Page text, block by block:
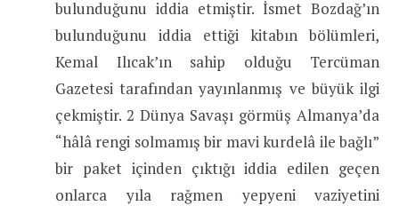
bulunduğunu iddia etmiştir. İsmet Bozdağ’ın
bulunduğunu iddia ettiği kitabın bölümleri,
Kemal Ilıcak’ın sahip olduğu Tercüman
Gazetesi tarafından yayınlanmış ve büyük ilgi
çekmiştir. 2 Dünya Savaşı görmüş Almanya’da
“hâlâ rengi solmamış bir mavi kurdelâ ile bağlı”
bir paket içinden çıktığı iddia edilen geçen
onlarca yıla rağmen yepyeni vaziyetini